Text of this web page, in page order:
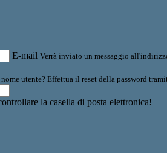
E-mail Verrà inviato un messaggio
utente? Effettua il reset della password
la casella di posta elettronica!